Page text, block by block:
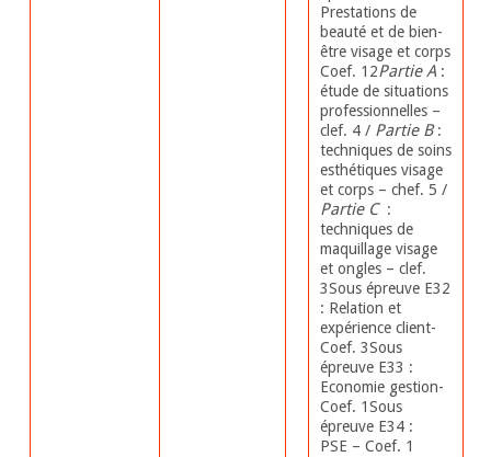
Prestations de
beauté et de bien-
être visage et corps
Coef. 12Partie A:
étude de situations
professionnelles –
clef. 4 / Partie B:
techniques de soins
esthétiques visage
et corps – chef. 5 /
Partie C:
techniques de
maquillage visage
et ongles – clef.
3Sous épreuve E32
: Relation et
expérience client-
Coef. 3Sous
épreuve E33 :
Economie gestion-
Coef. 1Sous
épreuve E34 :
PSE – Coef. 1